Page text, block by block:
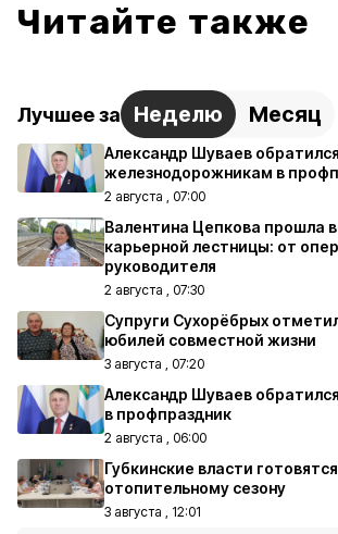
Читайте также
Лучшее за Неделю Месяц
Александр Шуваев
железнодорожникам в
2 августа , 07:00
Валентина Цепкова прошла
карьерной лестницы: от
руководителя
2 августа , 07:30
Супруги Сухорёбрых
юбилей совместной жизни
3 августа , 07:20
Александр Шуваев
в профпраздник
2 августа , 06:00
Губкинские власти
отопительному сезону
3 августа , 12:01